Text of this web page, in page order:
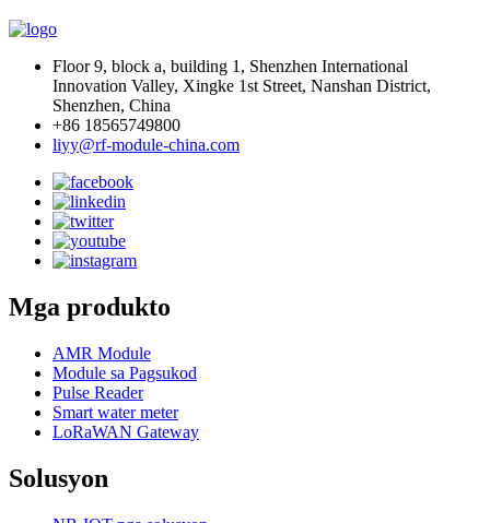
Floor 9, block a, building 1, Shenzhen International
Innovation Valley, Xingke 1st Street, Nanshan District,
Shenzhen, China
+86 18565749800
liyy@rf-module-china.com
Mga produkto
AMR Module
Module sa Pagsukod
Pulse Reader
Smart water meter
LoRaWAN Gateway
Solusyon